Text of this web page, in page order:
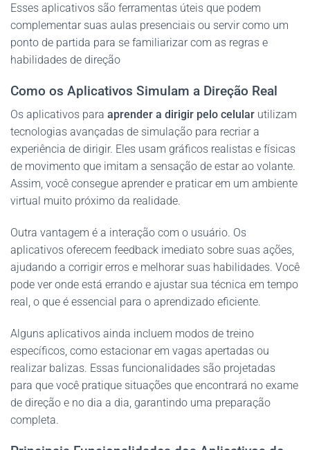
Esses aplicativos são ferramentas úteis que podem
complementar suas aulas presenciais ou servir como um
ponto de partida para se familiarizar com as regras e
habilidades de direção​
Como os Aplicativos Simulam a Direção Real
Os aplicativos para aprender a dirigir pelo celular utilizam
tecnologias avançadas de simulação para recriar a
experiência de dirigir. Eles usam gráficos realistas e físicas
de movimento que imitam a sensação de estar ao volante.
Assim, você consegue aprender e praticar em um ambiente
virtual muito próximo da realidade.
Outra vantagem é a interação com o usuário. Os
aplicativos oferecem feedback imediato sobre suas ações,
ajudando a corrigir erros e melhorar suas habilidades. Você
pode ver onde está errando e ajustar sua técnica em tempo
real, o que é essencial para o aprendizado eficiente.
Alguns aplicativos ainda incluem modos de treino
específicos, como estacionar em vagas apertadas ou
realizar balizas. Essas funcionalidades são projetadas
para que você pratique situações que encontrará no exame
de direção e no dia a dia, garantindo uma preparação
completa.